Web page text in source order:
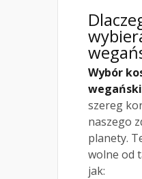
Wybór
szereg
naszego
planety.
wolne od
jak: